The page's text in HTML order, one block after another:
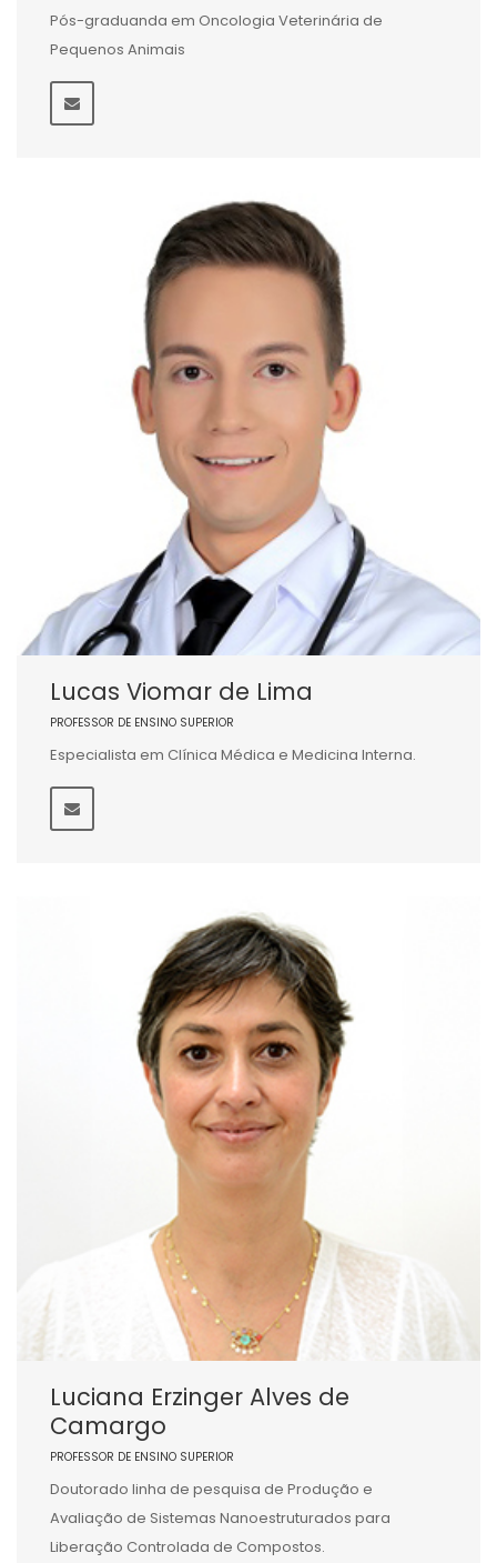
Pós-graduanda em Oncologia Veterinária de
Pequenos Animais
Lucas Viomar de Lima
PROFESSOR DE ENSINO SUPERIOR
Especialista em Clínica Médica e Medicina Interna.
Luciana Erzinger Alves de
Camargo
PROFESSOR DE ENSINO SUPERIOR
Doutorado linha de pesquisa de Produção e
Avaliação de Sistemas Nanoestruturados para
Liberação Controlada de Compostos.